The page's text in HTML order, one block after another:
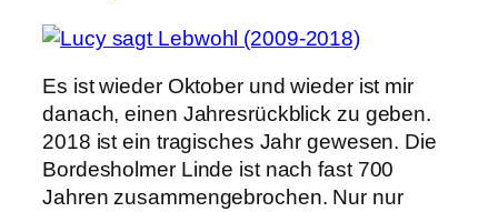
Es ist wieder Oktober und wieder ist mir
danach, einen Jahresrückblick zu geben.
2018 ist ein tragisches Jahr gewesen. Die
Bordesholmer Linde ist nach fast 700
Jahren zusammengebrochen. Nur nur